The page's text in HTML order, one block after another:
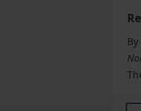
By